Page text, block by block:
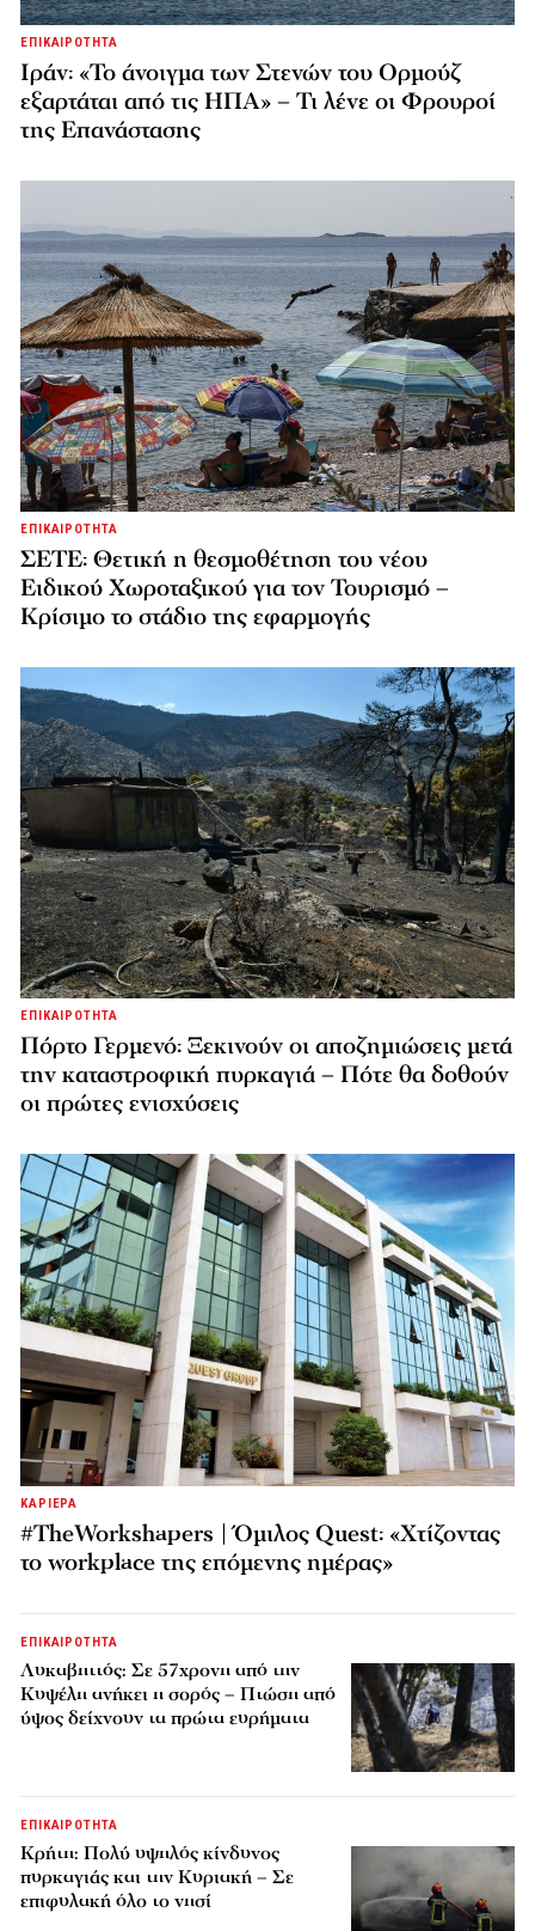
ΕΠΙΚΑΙΡΟΤΗΤΑ
Ιράν: «Το άνοιγμα των Στενών του Ορμούζ
εξαρτάται από τις ΗΠΑ» – Τι λένε οι Φρουροί
της Επανάστασης
ΕΠΙΚΑΙΡΟΤΗΤΑ
ΣΕΤΕ: Θετική η θεσμοθέτηση του νέου
Ειδικού Χωροταξικού για τον Τουρισμό –
Κρίσιμο το στάδιο της εφαρμογής
ΕΠΙΚΑΙΡΟΤΗΤΑ
Πόρτο Γερμενό: Ξεκινούν οι αποζημιώσεις μετά
την καταστροφική πυρκαγιά – Πότε θα δοθούν
οι πρώτες ενισχύσεις
ΚΑΡΙΕΡΑ
#TheWorkshapers | Όμιλος Quest: «Χτίζοντας
το workplace της επόμενης ημέρας»
ΕΠΙΚΑΙΡΟΤΗΤΑ
Λυκαβηττός: Σε 57χρονη από την
Κυψέλη ανήκει η σορός – Πτώση από
ύψος δείχνουν τα πρώτα ευρήματα
ΕΠΙΚΑΙΡΟΤΗΤΑ
Κρήτη: Πολύ υψηλός κίνδυνος
πυρκαγιάς και την Κυριακή – Σε
επιφυλακή όλο το νησί